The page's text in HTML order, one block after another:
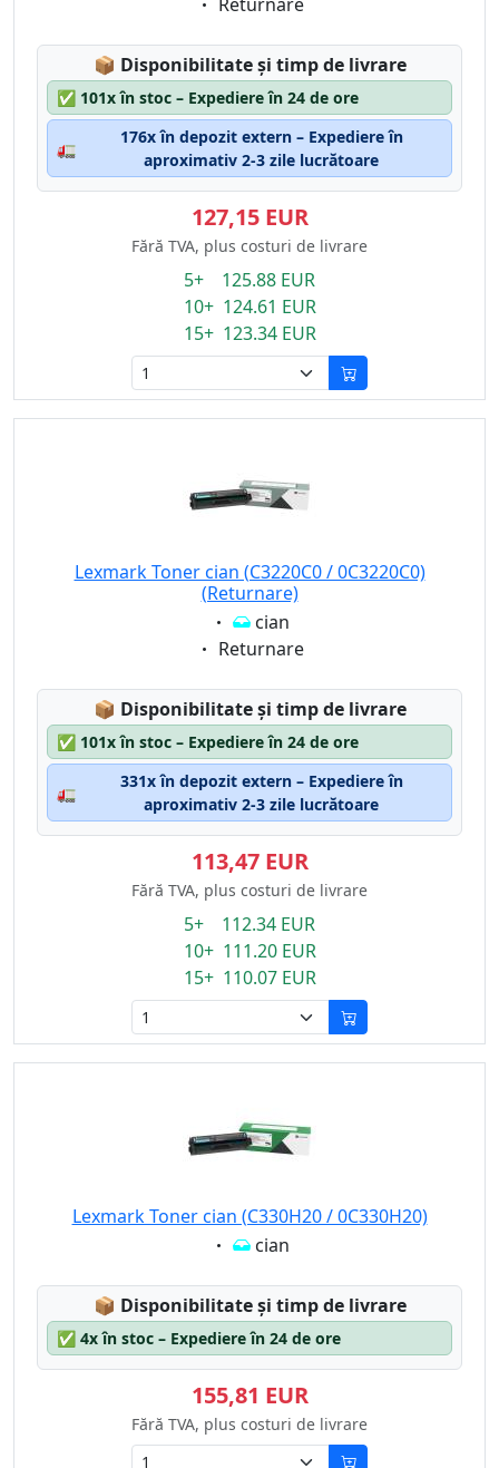
📦 Lagerstatus:
Disponibilitate și timp de livrare
✅ 101x în stoc – Expediere în 24 de ore
🚛
176x în depozit extern – Expediere în
aproximativ 2-3 zile lucrătoare
127,15 EUR
Fără TVA, plus costuri de livrare
5+ 125.88 EUR
10+ 124.61 EUR
15+ 123.34 EUR
Lexmark Toner cian (C3220C0 / 0C3220C0)
(Returnare)
Eigenschaft:
cian
Eigenschaft:
Returnare
📦 Lagerstatus:
Disponibilitate și timp de livrare
✅ 101x în stoc – Expediere în 24 de ore
🚛
331x în depozit extern – Expediere în
aproximativ 2-3 zile lucrătoare
113,47 EUR
Fără TVA, plus costuri de livrare
5+ 112.34 EUR
10+ 111.20 EUR
15+ 110.07 EUR
Lexmark Toner cian (C330H20 / 0C330H20)
Eigenschaft:
cian
📦 Lagerstatus:
Disponibilitate și timp de livrare
✅ 4x în stoc – Expediere în 24 de ore
155,81 EUR
Fără TVA, plus costuri de livrare